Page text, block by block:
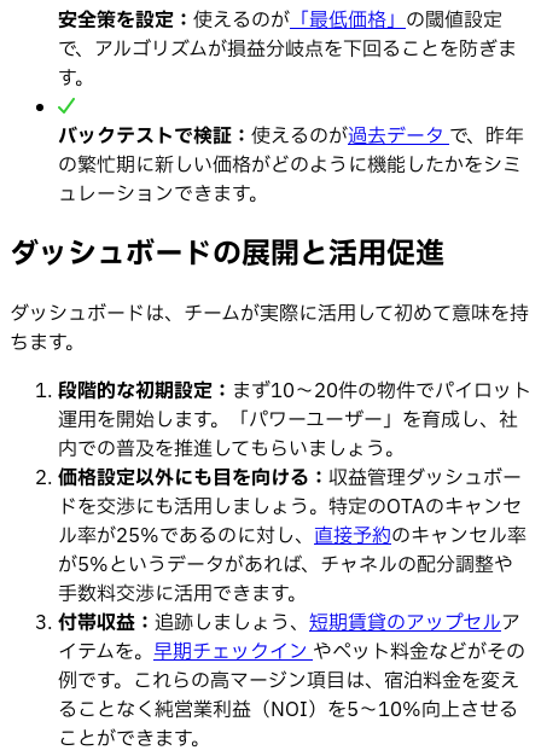
安全策を設定： 使えるのが 「最低価格」 の閾値設定
で、アルゴリズムが損益分岐点を下回ることを防ぎま
す。
バックテストで検証： 使えるのが過去データ で、昨年
の繁忙期に新しい価格がどのように機能したかをシミ
ュレーションできます。
ダッシュボードの展開と活用促進
ダッシュボードは、チームが実際に活用して初めて意味を持
ちます。
段階的な初期設定： まず10〜20件の物件でパイロット
運用を開始します。「パワーユーザー」を育成し、社
内での普及を推進してもらいましょう。
価格設定以外にも目を向ける： 収益管理ダッシュボー
ドを交渉にも活用しましょう。特定のOTAのキャンセ
ル率が25%であるのに対し、 直接予約のキャンセル率
が5%というデータがあれば、チャネルの配分調整や
手数料交渉に活用できます。
付帯収益： 追跡しましょう、 短期賃貸のアップセルア
イテムを。 早期チェックインやペット料金などがその
例です。これらの高マージン項目は、宿泊料金を変え
ることなく純営業利益（NOI）を5〜10%向上させる
ことができます。